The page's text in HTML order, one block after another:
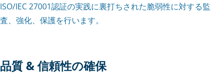
ISO/IEC 27001認証の実践に裏打ちされた脆弱性に対する監
査、強化、保護を行います。
品質 & 信頼性の確保